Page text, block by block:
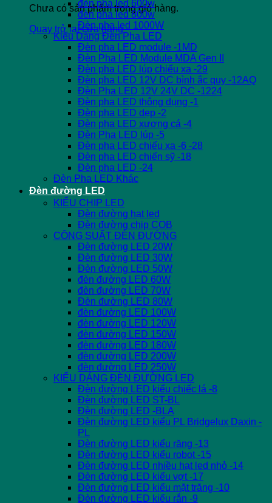
Chưa có sản phẩm trong giỏ hàng.
Quay trở lại cửa hàng
đèn pha led 600w
đèn pha led 800w
Đèn pha led 1000W
Kiểu Dáng Đèn Pha LED
Đèn pha LED module -1MD
Đèn Pha LED Module MDA Gen II
Đèn pha LED lúp chiếu xa -29
Đèn pha LED 12V DC bình ắc quy -12AQ
Đèn Pha LED 12V 24V DC -1224
Đèn pha LED thông dụng -1
Đèn pha LED dẹp -2
Đèn pha LED xương cá -4
Đèn Pha LED lúp -5
Đèn pha LED chiếu xa -6 -28
Đèn pha LED chiến sỹ -18
Đèn pha LED -24
Đèn Pha LED Khác
Đèn đường LED
KIỂU CHIP LED
Đèn đường hạt led
Đèn đường chip COB
CÔNG SUẤT ĐÈN ĐƯỜNG
Đèn đường LED 20W
Đèn đường LED 30W
Đèn đường LED 50W
đèn đường LED 60W
đèn đường LED 70W
Đèn đường LED 80W
đèn đường LED 100W
đèn đường LED 120W
đèn đường LED 150W
đèn đường LED 180W
đèn đường LED 200W
đèn đường LED 250W
KIỂU DÁNG ĐÈN ĐƯỜNG LED
Đèn đường LED kiểu chiếc lá -8
Đèn đường LED ST-BL
Đèn đường LED -BLA
Đèn đường LED kiểu PL Bridgelux Daxin -
PL
Đèn đường LED kiểu răng -13
Đèn đường LED kiểu robot -15
Đèn đường LED nhiều hạt led nhỏ -14
Đèn đường LED kiểu vợt -17
Đèn đường LED kiểu mặt trăng -10
Đèn đường LED kiểu rắn -9